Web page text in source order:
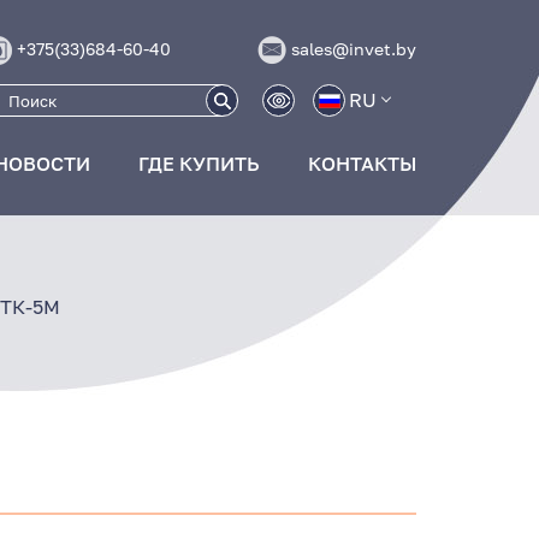
+375(33)684-60-40 sales@invet.by
RU
ГДЕ КУПИТЬ КОНТАКТЫ
5М